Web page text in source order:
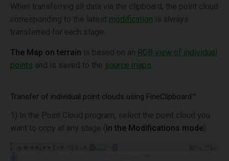
When transferring all data via the clipboard, the point cloud
corresponding to the latest modification is always
transferred for each stage.
The Map on terrain is based on an RGB view of individual
points and is saved to the source maps
Transfer of individual point clouds using FineClipboard™.
1) In the Point Cloud program, select the point cloud you
want to copy at any stage ( in the Modifications mode).